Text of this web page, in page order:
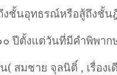
งชั้นอุทธรณ์หรือสู้ถึงชั้น
๐ ปีตั้งแต่วันที่มีคำพิพาก
สมชาย จุลนิติ์ , เรื่องเ